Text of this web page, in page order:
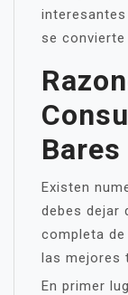
se convierte
Bares
Existen
debes dejar
completa
las mejores
En primer